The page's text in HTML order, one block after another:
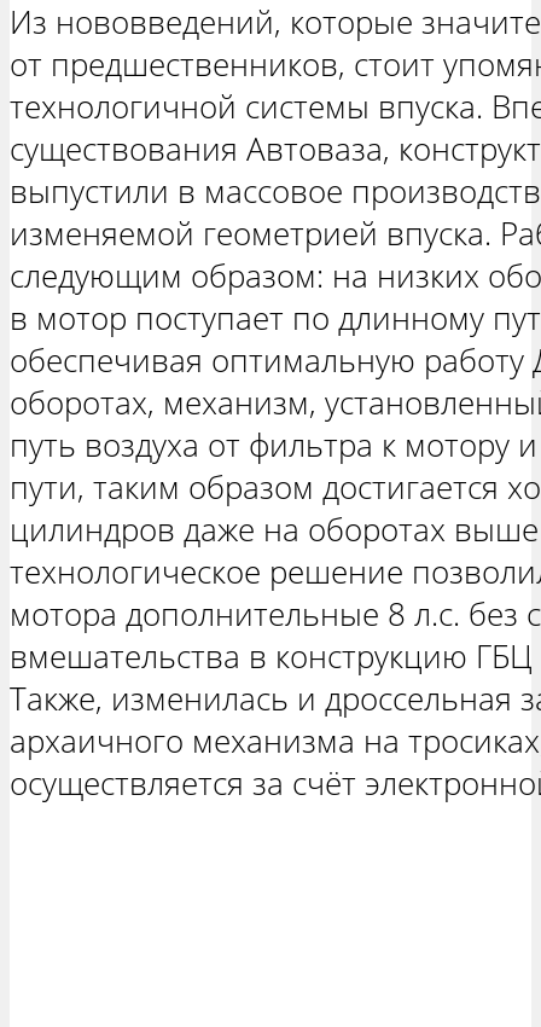
Из нововведений, которые
от предшественников, стоит
технологичной системы впуска.
существования Автоваза,
выпустили в массовое
изменяемой геометрией впуска.
следующим образом: на низких
в мотор поступает по длинному
обеспечивая оптимальную
оборотах, механизм,
путь воздуха от фильтра к мотору
пути, таким образом достигается
цилиндров даже на оборотах
технологическое решение
мотора дополнительные 8 л.с. без
вмешательства в конструкцию
Также, изменилась и дроссельная
архаичного механизма на
осуществляется за счёт